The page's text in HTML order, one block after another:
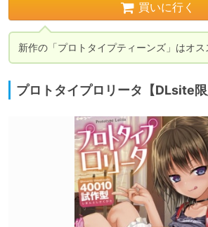
買いに行く
プロトタイプロリータ【DLsite限